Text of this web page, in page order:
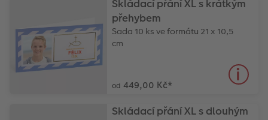
Skládací přání XL s krátkým
přehybem
Sada 10 ks ve formátu 21 x 10,5
cm
od 449,00 Kč*
Skládací přání XL s dlouhým